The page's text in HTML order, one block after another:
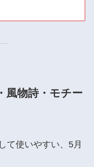
風物詩・モチー
て使いやすい、5月